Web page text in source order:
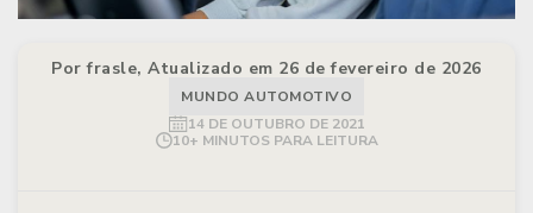
Por frasle, Atualizado em 26 de fevereiro de 2026
MUNDO AUTOMOTIVO
14 DE OUTUBRO DE 2021
10+ MINUTOS PARA LEITURA